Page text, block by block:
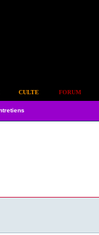
CULTE FORUM